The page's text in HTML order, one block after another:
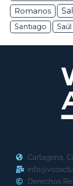
Romanos
Santiago
Saúl
Cartagena,
Derechos